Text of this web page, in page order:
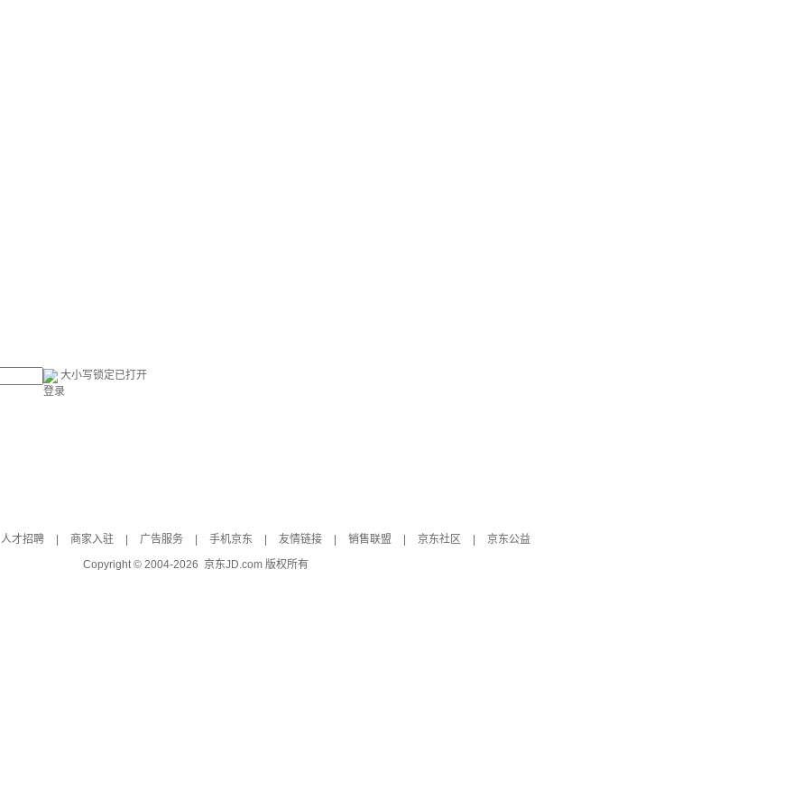
大小写锁定已打开
登录
人才招聘 商家入驻 广告服务 手机京东 友情链接 销售联盟 京东社区
京东公益
Copyright © 2004-2026 京东JD.com 版权所有